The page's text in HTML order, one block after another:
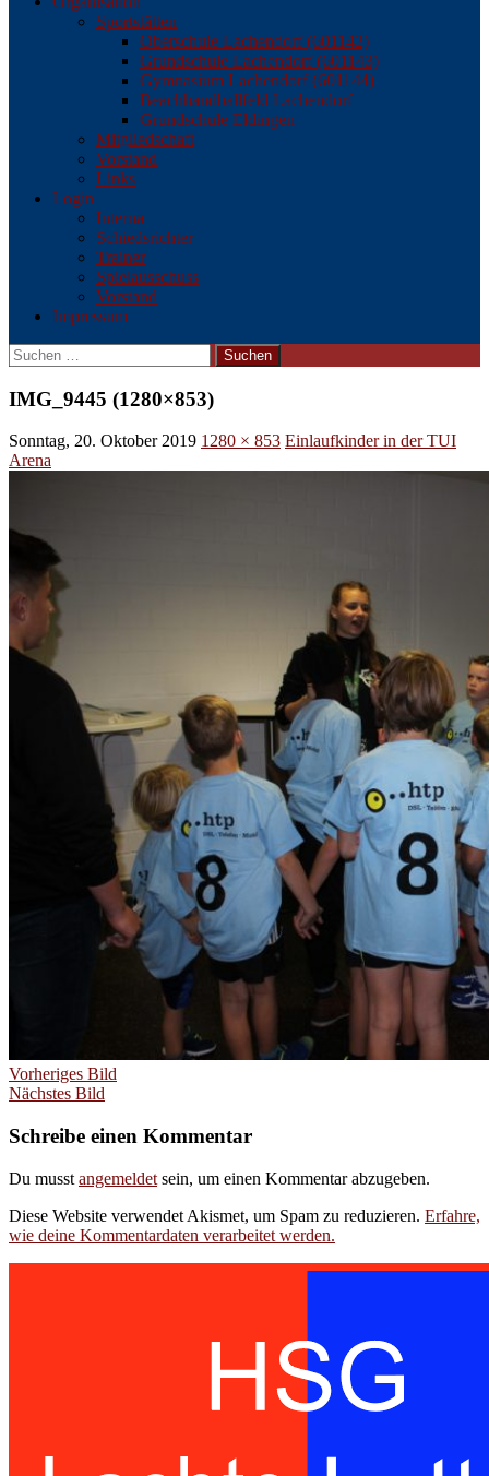
Sportstätten
Oberschule Lachendorf (601142)
Grundschule Lachendorf (601143)
Gymnasium Lachendorf (601144)
Beachhandballfeld Lachendorf
Grundschule Eldingen
Mitgliedschaft
Vorstand
Links
Login
Interna
Schiedsrichter
Trainer
Spielausschuss
Vorstand
Impressum
Suchen
nach:
IMG_9445 (1280×853)
Sonntag, 20. Oktober 2019 1280 × 853 Einlaufkinder in der TUI
Arena
Vorheriges Bild
Nächstes Bild
Schreibe einen Kommentar
Du musst angemeldet sein, um einen Kommentar abzugeben.
Diese Website verwendet Akismet, um Spam zu reduzieren. Erfahre,
wie deine Kommentardaten verarbeitet werden.